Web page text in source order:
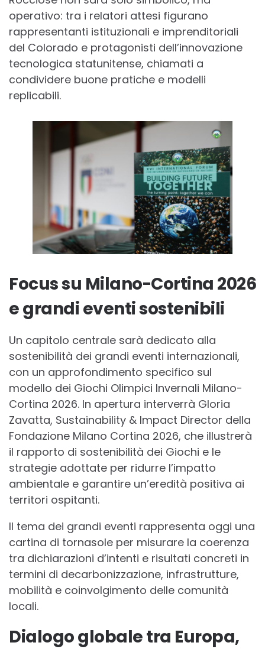
operativo: tra i relatori attesi figurano
rappresentanti istituzionali e imprenditoriali
del Colorado e protagonisti dell’innovazione
tecnologica statunitense, chiamati a
condividere buone pratiche e modelli
replicabili.
Focus su Milano-Cortina 2026
e grandi eventi sostenibili
Un capitolo centrale sarà dedicato alla
sostenibilità dei grandi eventi internazionali,
con un approfondimento specifico sul
modello dei Giochi Olimpici Invernali Milano-
Cortina 2026. In apertura interverrà Gloria
Zavatta, Sustainability & Impact Director della
Fondazione Milano Cortina 2026, che illustrerà
il rapporto di sostenibilità dei Giochi e le
strategie adottate per ridurre l’impatto
ambientale e garantire un’eredità positiva ai
territori ospitanti.
Il tema dei grandi eventi rappresenta oggi una
cartina di tornasole per misurare la coerenza
tra dichiarazioni d’intenti e risultati concreti in
termini di decarbonizzazione, infrastrutture,
mobilità e coinvolgimento delle comunità
locali.
Dialogo globale tra Europa,